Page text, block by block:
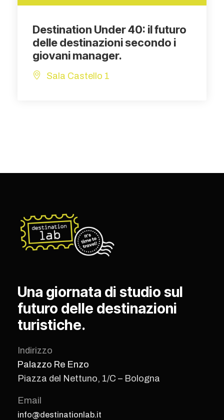
Destination Under 40: il futuro
delle destinazioni secondo i
giovani manager.
Sala Castello 1
Una giornata di studio sul
futuro delle destinazioni
turistiche.
Indirizzo
Palazzo Re Enzo
Piazza del Nettuno, 1/C – Bologna
Email
info@destinationlab.it